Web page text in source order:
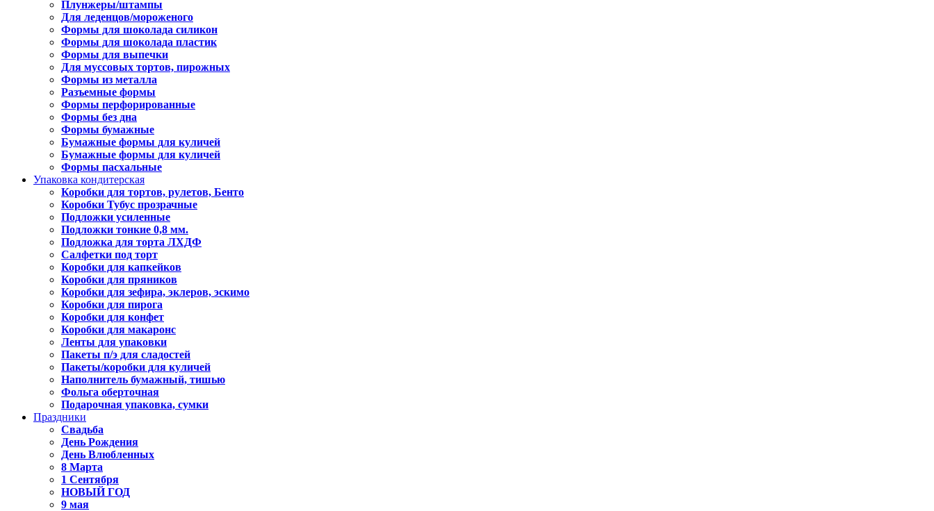
Плунжеры/штампы
Для леденцов/мороженого
Формы для шоколада силикон
Формы для шоколада пластик
Формы для выпечки
Для муссовых тортов, пирожных
Формы из металла
Разъемные формы
Формы перфорированные
Формы без дна
Формы бумажные
Бумажные формы для куличей
Бумажные формы для куличей
Формы пасхальные
Упаковка кондитерская
Коробки для тортов, рулетов, Бенто
Коробки Тубус прозрачные
Подложки усиленные
Подложки тонкие 0,8 мм.
Подложка для торта ЛХДФ
Салфетки под торт
Коробки для капкейков
Коробки для пряников
Коробки для зефира, эклеров, эскимо
Коробки для пирога
Коробки для конфет
Коробки для макаронс
Ленты для упаковки
Пакеты п/э для сладостей
Пакеты/коробки для куличей
Наполнитель бумажный, тишью
Фольга оберточная
Подарочная упаковка, сумки
Праздники
Свадьба
День Рождения
День Влюбленных
8 Марта
1 Сентября
НОВЫЙ ГОД
9 мая